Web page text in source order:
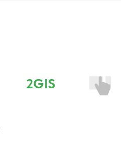
2GIS